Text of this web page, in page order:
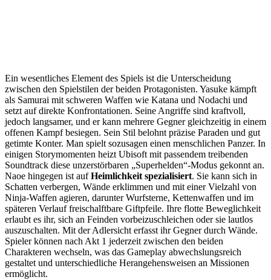
Ein wesentliches Element des Spiels ist die Unterscheidung
zwischen den Spielstilen der beiden Protagonisten. Yasuke kämpft
als Samurai mit schweren Waffen wie Katana und Nodachi und
setzt auf direkte Konfrontationen. Seine Angriffe sind kraftvoll,
jedoch langsamer, und er kann mehrere Gegner gleichzeitig in einem
offenen Kampf besiegen. Sein Stil belohnt präzise Paraden und gut
getimte Konter. Man spielt sozusagen einen menschlichen Panzer. In
einigen Storymomenten heizt Ubisoft mit passendem treibenden
Soundtrack diese unzerstörbaren „Superhelden“-Modus gekonnt an.
Naoe hingegen ist aufHeimlichkeit spezialisiert. Sie kann sich in
Schatten verbergen, Wände erklimmen und mit einer Vielzahl von
Ninja-Waffen agieren, darunter Wurfsterne, Kettenwaffen und im
späteren Verlauf freischalftbare Giftpfeile. Ihre flotte Beweglichkeit
erlaubt es ihr, sich an Feinden vorbeizuschleichen oder sie lautlos
auszuschalten. Mit der Adlersicht erfasst ihr Gegner durch Wände.
Spieler können nach Akt 1 jederzeit zwischen den beiden
Charakteren wechseln, was das Gameplay abwechslungsreich
gestaltet und unterschiedliche Herangehensweisen an Missionen
ermöglicht.